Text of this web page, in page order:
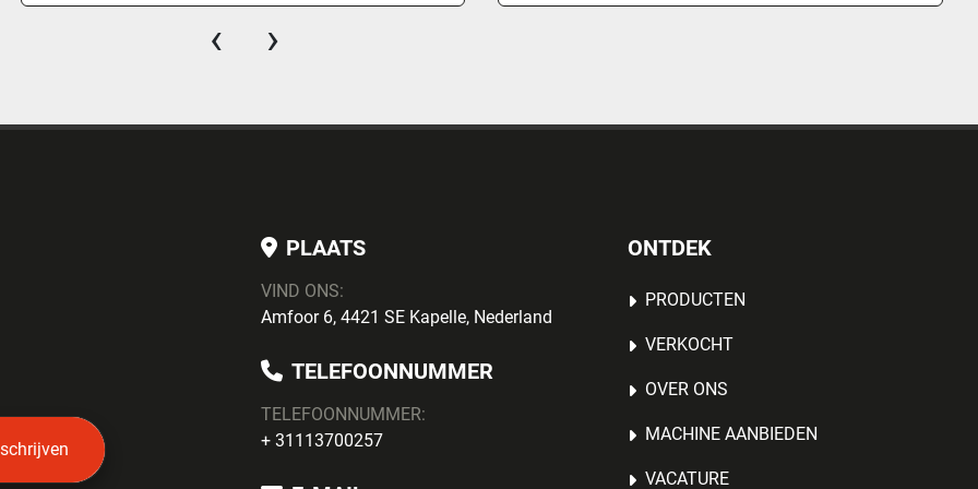
‹ ›
PLAATS
VIND ONS:
Amfoor 6, 4421 SE Kapelle, Nederland
TELEFOONNUMMER
TELEFOONNUMMER:
+ 31113700257
ONTDEK
PRODUCTEN
VERKOCHT
OVER ONS
MACHINE AANBIEDEN
VACATURE